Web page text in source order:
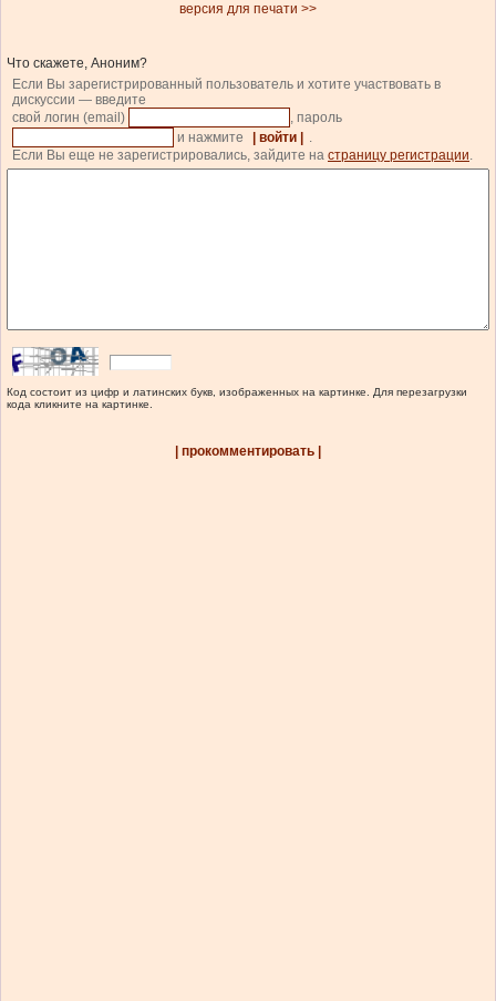
версия для печати >>
Что скажете, Аноним?
Если Вы зарегистрированный пользователь и хотите участвовать в
дискуссии — введите
свой логин (email)
, пароль
и нажмите
| войти |
.
Если Вы еще не зарегистрировались, зайдите на страницу регистрации.
Код состоит из цифр и латинских букв, изображенных на картинке. Для перезагрузки
кода кликните на картинке.
| прокомментировать |